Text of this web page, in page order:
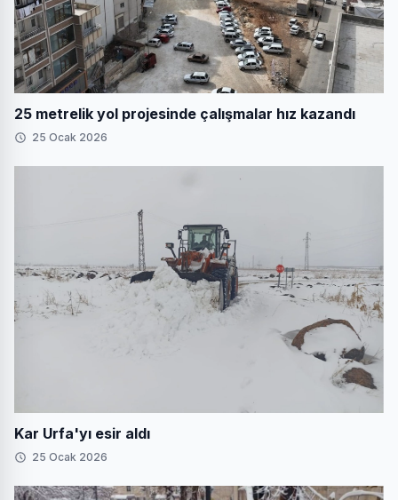
25 metrelik yol projesinde çalışmalar hız kazandı
25 Ocak 2026
Kar Urfa'yı esir aldı
25 Ocak 2026